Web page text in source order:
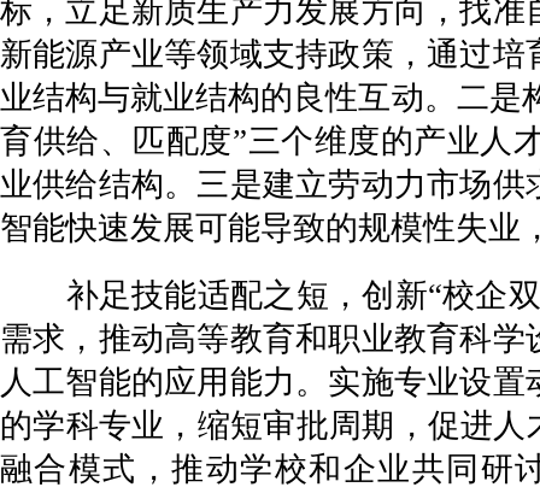
标，立足新质生产力发展方向，找
新能源产业等领域支持政策，通过
业结构与就业结构的良性互动。二
育供给、匹配度”三个维度的产业人
业供给结构。三是建立劳动力市场
智能快速发展可能导致的规模性失
补足技能适配之短，创新“校企双
需求，推动高等教育和职业教育科
人工智能的应用能力。实施专业设
的学科专业，缩短审批周期，促进
融合模式，推动学校和企业共同研